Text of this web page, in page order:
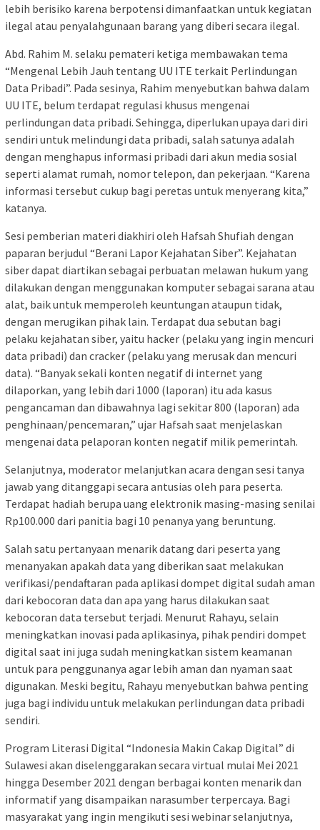
lebih berisiko karena berpotensi dimanfaatkan untuk kegiatan
ilegal atau penyalahgunaan barang yang diberi secara ilegal.
Abd. Rahim M. selaku pemateri ketiga membawakan tema
“Mengenal Lebih Jauh tentang UU ITE terkait Perlindungan
Data Pribadi”. Pada sesinya, Rahim menyebutkan bahwa dalam
UU ITE, belum terdapat regulasi khusus mengenai
perlindungan data pribadi. Sehingga, diperlukan upaya dari diri
sendiri untuk melindungi data pribadi, salah satunya adalah
dengan menghapus informasi pribadi dari akun media sosial
seperti alamat rumah, nomor telepon, dan pekerjaan. “Karena
informasi tersebut cukup bagi peretas untuk menyerang kita,”
katanya.
Sesi pemberian materi diakhiri oleh Hafsah Shufiah dengan
paparan berjudul “Berani Lapor Kejahatan Siber”. Kejahatan
siber dapat diartikan sebagai perbuatan melawan hukum yang
dilakukan dengan menggunakan komputer sebagai sarana atau
alat, baik untuk memperoleh keuntungan ataupun tidak,
dengan merugikan pihak lain. Terdapat dua sebutan bagi
pelaku kejahatan siber, yaitu hacker (pelaku yang ingin mencuri
data pribadi) dan cracker (pelaku yang merusak dan mencuri
data). “Banyak sekali konten negatif di internet yang
dilaporkan, yang lebih dari 1000 (laporan) itu ada kasus
pengancaman dan dibawahnya lagi sekitar 800 (laporan) ada
penghinaan/pencemaran,” ujar Hafsah saat menjelaskan
mengenai data pelaporan konten negatif milik pemerintah.
Selanjutnya, moderator melanjutkan acara dengan sesi tanya
jawab yang ditanggapi secara antusias oleh para peserta.
Terdapat hadiah berupa uang elektronik masing-masing senilai
Rp100.000 dari panitia bagi 10 penanya yang beruntung.
Salah satu pertanyaan menarik datang dari peserta yang
menanyakan apakah data yang diberikan saat melakukan
verifikasi/pendaftaran pada aplikasi dompet digital sudah aman
dari kebocoran data dan apa yang harus dilakukan saat
kebocoran data tersebut terjadi. Menurut Rahayu, selain
meningkatkan inovasi pada aplikasinya, pihak pendiri dompet
digital saat ini juga sudah meningkatkan sistem keamanan
untuk para penggunanya agar lebih aman dan nyaman saat
digunakan. Meski begitu, Rahayu menyebutkan bahwa penting
juga bagi individu untuk melakukan perlindungan data pribadi
sendiri.
Program Literasi Digital “Indonesia Makin Cakap Digital” di
Sulawesi akan diselenggarakan secara virtual mulai Mei 2021
hingga Desember 2021 dengan berbagai konten menarik dan
informatif yang disampaikan narasumber terpercaya. Bagi
masyarakat yang ingin mengikuti sesi webinar selanjutnya,